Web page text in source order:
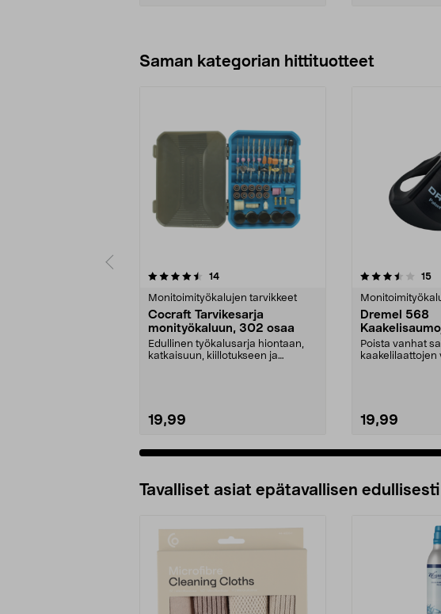
Saman kategorian hittituotteet
14arvostelut
Monitoimityökalujen tarvikkeet
Cocraft Tarvikesarja
monityökaluun, 302 osaa
Edullinen työkalusarja hiontaan,
katkaisuun, kiillotukseen ja
19,99
3.5 viidestä
15
Dremel 568
2 osaa
Poista vanhat
kaakelilaattojen
19,99
4.0
Tavalliset asiat epätavallisen edullisesti